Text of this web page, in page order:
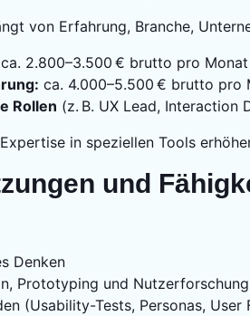
von Erfahrung, Branche,
ca. 2.800–3.500 € brutto pro Monat
ca. 4.000–5.500 € brutto pro
Rollen (z. B. UX Lead, Interaction
in speziellen Tools
und
Denken
Prototyping und Nutzerforschung
(Usability-Tests, Personas, User